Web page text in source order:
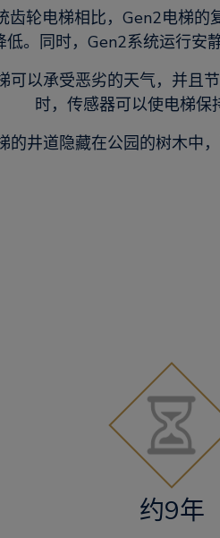
齿轮电梯相比，Gen2电梯的
低。同时，Gen2系统运行安
可以承受恶劣的天气，并且
时，传感器可以使电梯保
的井道隐藏在公园的树木中
约9年